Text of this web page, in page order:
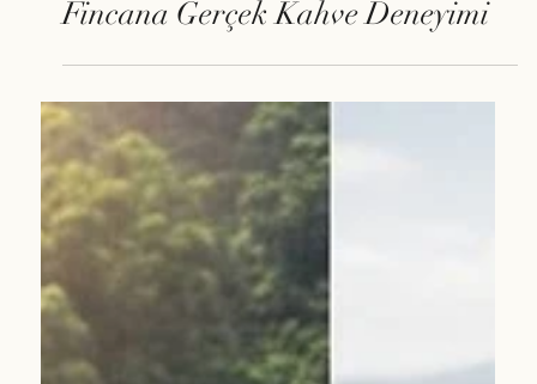
17 Şub
Anafarta Coffee: Çekirdekten
Fincana Gerçek Kahve Deneyimi